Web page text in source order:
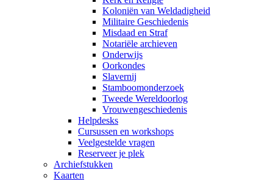
Koloniën van Weldadigheid
Militaire Geschiedenis
Misdaad en Straf
Notariële archieven
Onderwijs
Oorkondes
Slavernij
Stamboomonderzoek
Tweede Wereldoorlog
Vrouwengeschiedenis
Helpdesks
Cursussen en workshops
Veelgestelde vragen
Reserveer je plek
Archiefstukken
Kaarten